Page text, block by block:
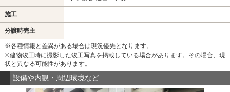
施工
分譲時売主
※各種情報と差異がある場合は現況優先となります。
※建物竣工時に撮影した竣工写真を掲載している場合があります。その場合、現
状と異なる可能性があります。
設備や内観・周辺環境など